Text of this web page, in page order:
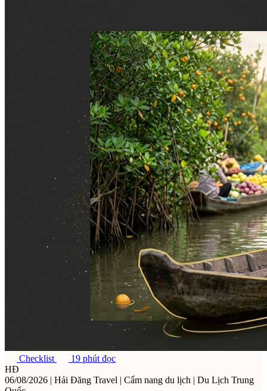
Checklist
19 phút đọc
HĐ
06/08/2026 | Hải Đăng Travel | Cẩm nang du lịch | Du Lịch Trung